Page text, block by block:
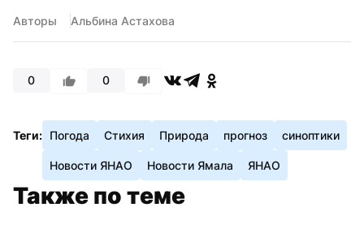
Авторы Альбина Астахова
0 0
Теги: Погода Стихия Природа прогноз синоптики
Новости ЯНАО Новости Ямала ЯНАО
Также по теме